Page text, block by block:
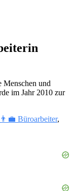
und
im Jahr 2010 zur
👨‍💼 Büroarbeiter,